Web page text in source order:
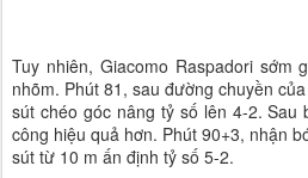
Tuy nhiên, Giacomo Raspadori sớm
nhõm. Phút 81, sau đường chuyền
sút chéo góc nâng tỷ số lên 4-2. Sau
công hiệu quả hơn. Phút 90+3, nhận
sút từ 10 m ấn định tỷ số 5-2.